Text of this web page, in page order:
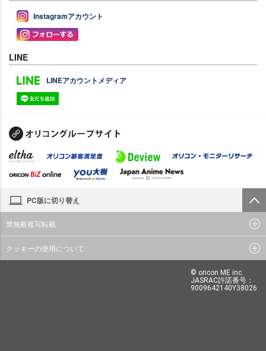
Instagramアカウント
LINE
LINEアカウントメディア
PC版に切り替え
禁無断複写転載
クッキーの使用について
© oricon ME inc.
JASRAC許諾番号：
9009642140Y38026